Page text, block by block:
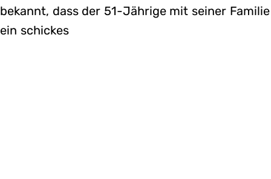
bekannt, dass der 51-Jährige mit seiner Familie
ein schickes